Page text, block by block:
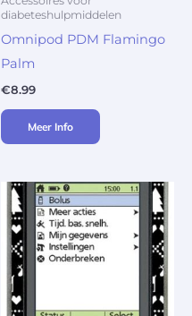
diabeteshulpmiddelen
Omnipod PDM Flamingo
Palm
€8.99
Meer Info